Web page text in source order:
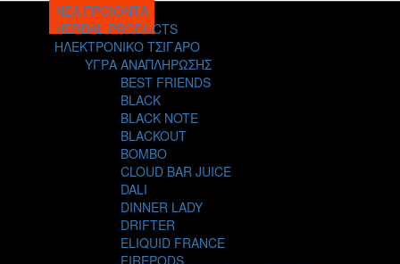
ΝΕΑ ΠΡΟΪΟΝΤΑ
HERBAL PRODUCTS
ΗΛΕΚΤΡΟΝΙΚΟ ΤΣΙΓΑΡΟ
ΥΓΡΑ ΑΝΑΠΛΗΡΩΣΗΣ
BEST FRIENDS
BLACK
BLACK NOTE
BLACKOUT
BOMBO
CLOUD BAR JUICE
DALI
DINNER LADY
DRIFTER
ELIQUID FRANCE
FIREPODS